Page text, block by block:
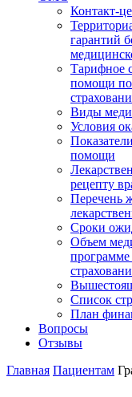
Контакт-
гарантий
Тарифное
помощи по
Виды
Условия
помощи
рецепту
Перечень
Сроки
Объем
программе
Список
План
Вопросы
Отзывы
Главная Пациентам